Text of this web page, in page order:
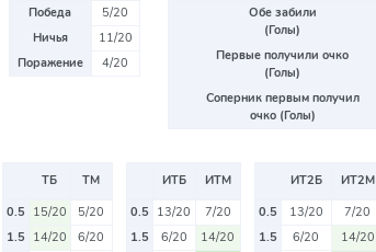
Победа
5/20
Ничья
11/20
Поражение
4/20
Обе забили
(Голы)
Первые получили очко
(Голы)
Соперник первым получил
очко (Голы)
ТБ
ТМ
0.5 15/20
5/20
1.5 14/20
6/20
ИТБ
ИТМ
0.5 13/20
7/20
1.5
6/20
14/20
ИТ2Б
ИТ2М
0.5
13/20
7/20
1.5
6/20
14/20